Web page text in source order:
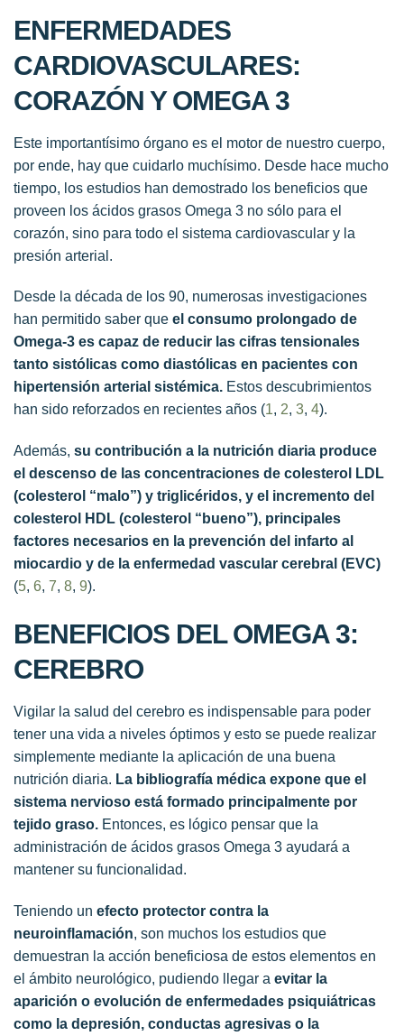
ENFERMEDADES
CARDIOVASCULARES:
CORAZÓN Y OMEGA 3
Este importantísimo órgano es el motor de nuestro cuerpo,
por ende, hay que cuidarlo muchísimo. Desde hace mucho
tiempo, los estudios han demostrado los beneficios que
proveen los ácidos grasos Omega 3 no sólo para el
corazón, sino para todo el sistema cardiovascular y la
presión arterial.
Desde la década de los 90, numerosas investigaciones
han permitido saber que el consumo prolongado de
Omega-3 es capaz de reducir las cifras tensionales
tanto sistólicas como diastólicas en pacientes con
hipertensión arterial sistémica. Estos descubrimientos
han sido reforzados en recientes años (1, 2, 3, 4).
Además, su contribución a la nutrición diaria produce
el descenso de las concentraciones de colesterol LDL
(colesterol “malo”) y triglicéridos, y el incremento del
colesterol HDL (colesterol “bueno”), principales
factores necesarios en la prevención del infarto al
miocardio y de la enfermedad vascular cerebral (EVC)
(5, 6, 7, 8, 9).
BENEFICIOS DEL OMEGA 3:
CEREBRO
Vigilar la salud del cerebro es indispensable para poder
tener una vida a niveles óptimos y esto se puede realizar
simplemente mediante la aplicación de una buena
nutrición diaria. La bibliografía médica expone que el
sistema nervioso está formado principalmente por
tejido graso. Entonces, es lógico pensar que la
administración de ácidos grasos Omega 3 ayudará a
mantener su funcionalidad.
Teniendo un efecto protector contra la
neuroinflamación, son muchos los estudios que
demuestran la acción beneficiosa de estos elementos en
el ámbito neurológico, pudiendo llegar a evitar la
aparición o evolución de enfermedades psiquiátricas
como la depresión, conductas agresivas o la